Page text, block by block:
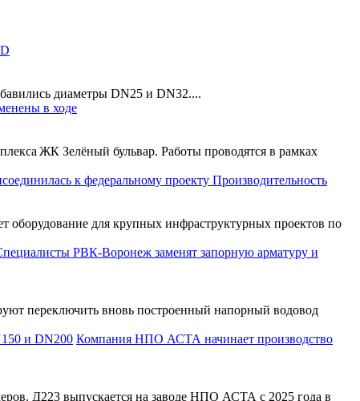
диаметры DN25 и DN32....
в ходе
ЖК Зелёный бульвар. Работы проводятся в рамках
к федеральному проекту Производительность
оборудование для крупных инфраструктурных проектов по
РВК-Воронеж заменят запорную арматуру и
переключить вновь построенный напорный водовод
Компания НПО АСТА начинает производство
Д223 выпускается на заводе НПО АСТА с 2025 года в